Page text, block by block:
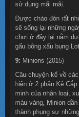
sử dụng mãi mãi.
Được chào đón rất
sẽ sống lại những
chơi ở đây lại nằm
gấu bông xấu bụng
9: Minions (2015)
Câu chuyện kể về
hiện ở 2 phần Kẻ
minh của nhân loại,
màu vàng, Minion
thành phụng sự